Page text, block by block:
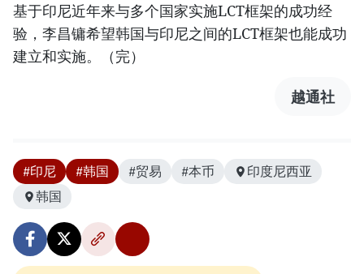
基于印尼近年来与多个国家实施LCT框架的成功经
验，李昌镛希望韩国与印尼之间的LCT框架也能成功
建立和实施。（完）
越通社
#印尼 #韩国 #贸易 #本币
印度尼西亚
韩国